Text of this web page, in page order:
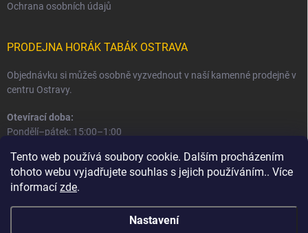
Tento web používá soubory cookie. Dalším procházením
tohoto webu vyjadřujete souhlas s jejich používáním.. Více
informací zde.
Nastavení
Ochrana osobních údajů
PRODEJNA HORÁK TABÁK OSTRAVA
Objednávku si můžeš osobně vyzvednout v naší kamenné prodejně v
centru Ostravy.
Otevírací doba:
Pondělí–pátek: 15:00–1:00
Informace o prodejně a osobním odběru